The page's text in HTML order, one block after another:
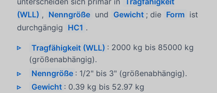
(WLL) , Nenngröße und Gewicht ; die Form ist
durchgängig HC1 .
Tragfähigkeit (WLL) : 2000 kg bis 85000 kg
(größenabhängig).
Nenngröße : 1/2" bis 3" (größenabhängig).
Gewicht : 0.39 kg bis 52.97 kg